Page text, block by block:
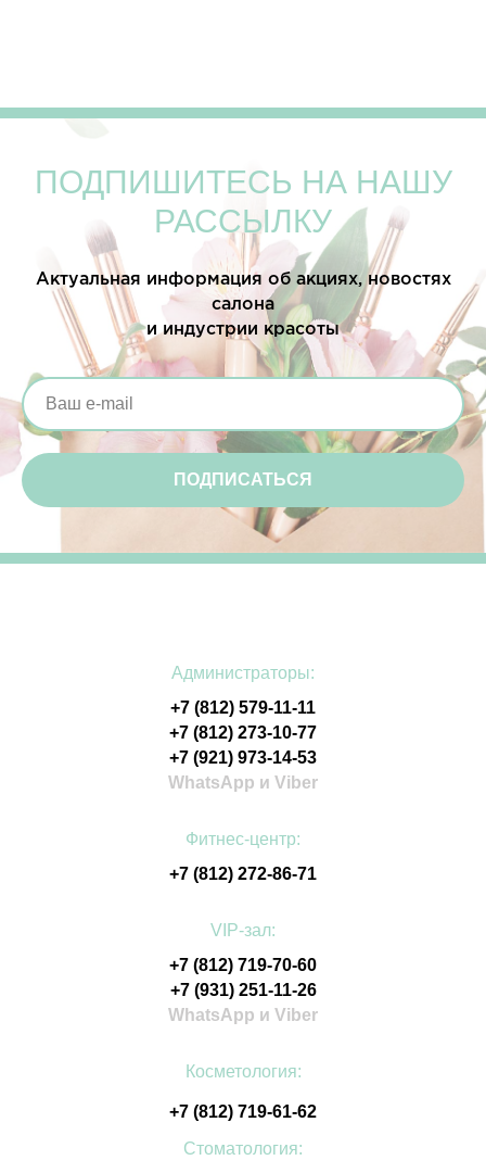
ПОДПИШИТЕСЬ НА НАШУ
РАССЫЛКУ
Актуальная информация об акциях, новостях
салона
и индустрии красоты
ПОДПИСАТЬСЯ
Администраторы:
+7 (812) 579-11-11
+7 (812) 273-10-77
+7 (921) 973-14-53
WhatsApp и Viber
Фитнес-центр:
+7 (812) 272-86-71
VIP-зал:
+7 (812) 719-70-60
+7 (931) 251-11-26
WhatsApp и Viber
Косметология:
+7 (812) 719-61-62
Стоматология: